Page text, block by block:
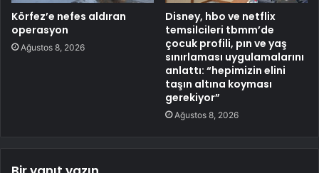
Körfez’e nefes aldıran
operasyon
Ağustos 8, 2026
Disney, hbo ve netflix
temsilcileri tbmm’de
çocuk profili, pın ve yaş
sınırlaması uygulamalarını
anlattı: “hepimizin elini
taşın altına koyması
gerekiyor”
Ağustos 8, 2026